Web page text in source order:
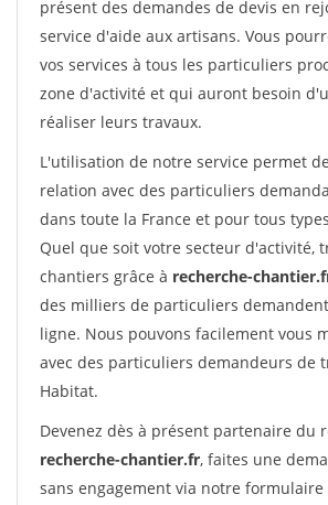
présent des demandes de devis en
service d'aide aux artisans. Vous
vos services à tous les particuliers
zone d'activité et qui auront besoin
réaliser leurs travaux.
L'utilisation de notre service permet
relation avec des particuliers
dans toute la France et pour tous
Quel que soit votre secteur d'activité,
chantiers grâce à recherche-
des milliers de particuliers
ligne. Nous pouvons facilement vous
avec des particuliers demandeurs de
Habitat.
Devenez dès à présent partenaire du
recherche-chantier.fr, faites une
sans engagement via notre